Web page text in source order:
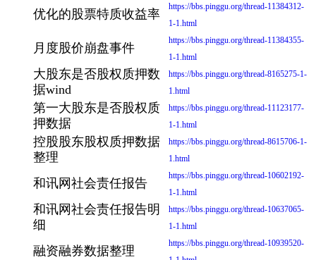
优化的股票特质收益率
https://bbs.pinggu.org/thread-11384312-
1-1.html
月度股价崩盘事件
https://bbs.pinggu.org/thread-11384355-
1-1.html
大股东是否股权质押数
据wind
https://bbs.pinggu.org/thread-8165275-1-
1.html
第一大股东是否股权质
押数据
https://bbs.pinggu.org/thread-11123177-
1-1.html
控股股东股权质押数据
整理
https://bbs.pinggu.org/thread-8615706-1-
1.html
和讯网社会责任报告
https://bbs.pinggu.org/thread-10602192-
1-1.html
和讯网社会责任报告明
细
https://bbs.pinggu.org/thread-10637065-
1-1.html
融资融券数据整理
https://bbs.pinggu.org/thread-10939520-